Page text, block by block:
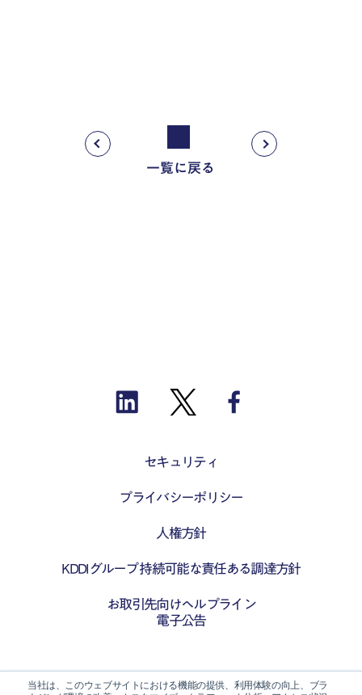
当社は、このウェブサイトにおける機能の提供、利用体験の向上、ブラ
一覧に戻る
セキュリティ
プライバシーポリシー
人権方針
KDDIグループ 持続可能な責任ある調達方針
お取引先向けヘルプライン
電子公告